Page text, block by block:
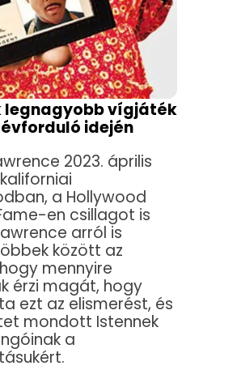
legnagyobb vígjáték
idején
2023. április
a Hollywood
en csillagot is
arról is
között az
mennyire
érzi magát, hogy
ezt az elismerést, és
mondott Istennek
a